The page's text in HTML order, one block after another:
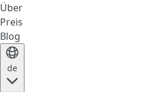
Über
Preis
Blog
de